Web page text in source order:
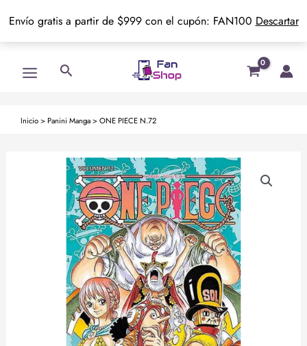
Envío gratis a partir de $999 con el cupón: FAN100 Descartar
Menu
Buscar
Inicio> Panini Manga>ONE PIECE N.72